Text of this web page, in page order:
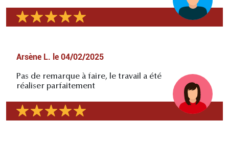
Arsène L. le 04/02/2025
Pas de remarque à faire, le travail a été
réaliser parfaitement